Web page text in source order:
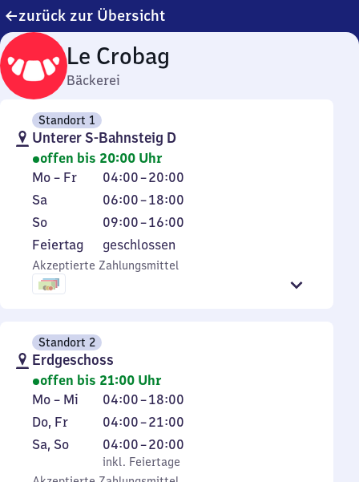
zurück zur Übersicht
Le Crobag
Bäckerei
Standort 1
Unterer S-Bahnsteig D
offen bis 20:00 Uhr
Montag
bis
Freitag
Mo – Fr 04:00–20:00
Von
4
Uhr
20
Uhr
Samstag
Sa 06:00–18:00
Von
6
bis
Sonntag
So 09:00–16:00
Von
9
Uhr
Feiertag
Feiertag geschlossen
Akzeptierte Zahlungsmittel
Standort 2
Erdgeschoss
offen bis 21:00 Uhr
Montag
bis
Mittwoch
Mo – Mi 04:00–18:00
Von
4
Uhr
bis
18
Donnerstag
und
Do, Fr 04:00–21:00
Von
4
Uhr
bis
Samstag
Sa, So,
inkl. Feiertage
04:00–20:00
Von
4
inkl. Feiertage